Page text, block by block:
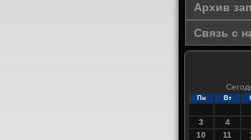
Архив
Связь с
Пн Вт
3
4
10
11